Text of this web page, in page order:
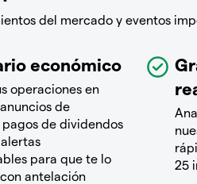
del mercado y eventos
económico
operaciones en
de
de dividendos
para que te lo
antelación
25